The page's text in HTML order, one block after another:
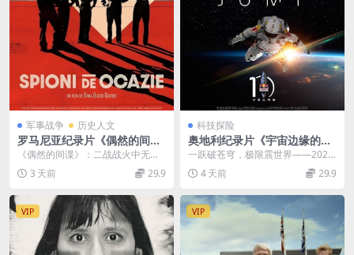
军事战争 历史人文
罗马尼亚纪录片《偶然的间谍
Spioni De Ocazie 2022》英
语无字 无水印纯净版 二战谍
报行动
《偶然的间谍》：二战战火中无名
特工的勇气与救赎 2022年上映的罗
马尼亚纪实纪录...
3 天前 29.9
科技探险
奥地利纪录片《宇宙边缘的一
跳：红牛平流层计划如何吸引
全世界的注意力 Space Jump:
How Red Bull Stratos Capt
2022》英语无字 无水印纯净
版 红牛平流层计划
一跃破苍穹，极限震世界——2022
极限纪实《宇宙边缘的一跳：红牛
平流层计划如何吸...
4 天前 29.9
VIP VIP